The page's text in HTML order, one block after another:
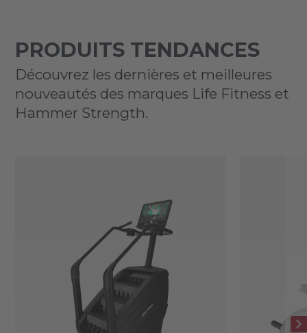
PRODUITS TENDANCES
Découvrez les dernières et meilleures
nouveautés des marques Life Fitness et
Hammer Strength.